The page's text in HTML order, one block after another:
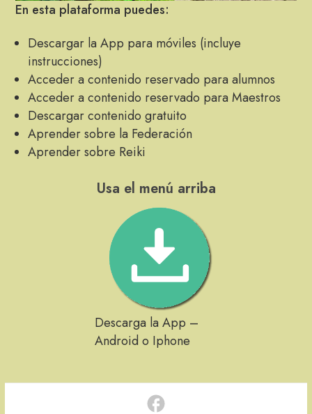
En esta plataforma puedes:
Descargar la App para móviles (incluye
instrucciones)
Acceder a contenido reservado para alumnos
Acceder a contenido reservado para Maestros
Descargar contenido gratuito
Aprender sobre la Federación
Aprender sobre Reiki
Usa el menú arriba
Descarga la App –
Android o Iphone